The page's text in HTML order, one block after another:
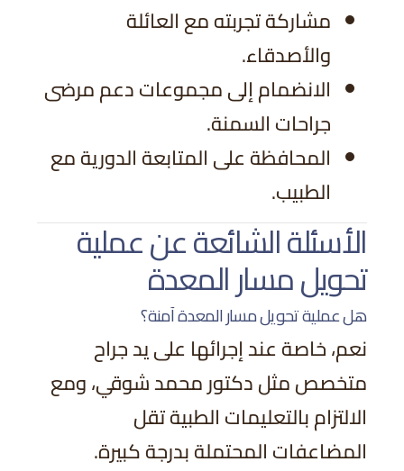
مشاركة تجربته مع العائلة
والأصدقاء.
الانضمام إلى مجموعات دعم مرضى
جراحات السمنة.
المحافظة على المتابعة الدورية مع
الطبيب.
الأسئلة الشائعة عن عملية
تحويل مسار المعدة
هل عملية تحويل مسار المعدة آمنة؟
نعم، خاصة عند إجرائها على يد جراح
متخصص مثل دكتور محمد شوقي، ومع
الالتزام بالتعليمات الطبية تقل
المضاعفات المحتملة بدرجة كبيرة.